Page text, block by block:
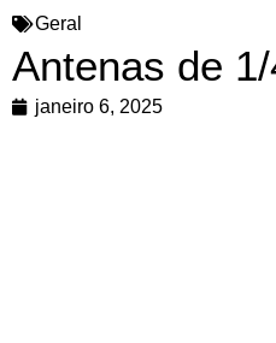
Geral
Antenas de
janeiro 6, 2025